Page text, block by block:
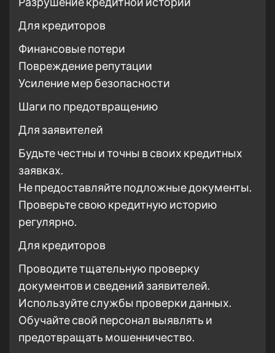
Для кредиторов
Финансовые потери
Повреждение репутации
Усиление мер безопасности
Шаги по предотвращению
Для заявителей
Будьте честны и точны в своих кредитных
заявках.
Не предоставляйте подложные документы.
Проверьте свою кредитную историю
регулярно.
Для кредиторов
Проводите тщательную проверку
документов и сведений заявителей.
Используйте службы проверки данных.
Обучайте свой персонал выявлять и
предотвращать мошенничество.